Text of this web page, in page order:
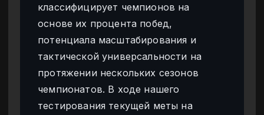
классифицирует чемпионов на
основе их процента побед,
потенциала масштабирования и
тактической универсальности на
протяжении нескольких сезонов
чемпионатов. В ходе нашего
тестирования текущей меты на